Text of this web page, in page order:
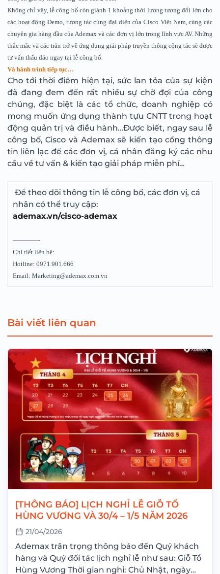
Không chỉ vậy, lễ công bố còn giành 1 khoảng thời lượng tương đối lớn cho
các hoạt động Demo, tương tác cùng đại diện của Cisco Việt Nam, cùng các
chuyên gia hàng đầu của Ademax và các đơn vị lớn trong lĩnh vực AV. Những
thắc mắc và các trăn trở về ứng dụng giải pháp truyền thông cộng tác sẽ được
tư vấn thấu đáo ngay tại lễ công bố.
Và hành trình tiếp tục…
Cho tới thời điểm hiện tại, sức lan tỏa của sự kiện
đã đang đem đến rất nhiều sự chờ đợi của công
chúng, đặc biệt là các tổ chức, doanh nghiệp có
mong muốn ứng dụng thành tựu CNTT trong hoạt
động quản trị và điều hành…Được biết, ngay sau lễ
công bố, Cisco và Ademax sẽ kiến tạo cổng thông
tin liên lạc để các đơn vị, cá nhân đăng ký các nhu
cầu về tư vấn & kiến tạo giải pháp miễn phí…
Để theo dõi thông tin lễ công bố, các đơn vị, cá
nhân có thể truy cập:
ademax.vn/cisco-ademax
————-
Chi tiết liên hệ:
Hotline: 0971.901.666
Email: Marketing@ademax.com.vn
Bài viết liên quan
[THÔNG BÁO] LỊCH NGHỈ LỄ GIỖ TỔ
HÙNG VƯƠNG VÀ 30/4 – 1/5 NĂM 2026
21/04/2026
Ademax trân trọng thông báo đến Quý khách
hàng và Quý đối tác lịch nghỉ lễ như sau: Giỗ Tổ
Hùng Vương Thời gian nghỉ: Chủ Nhật, ngày